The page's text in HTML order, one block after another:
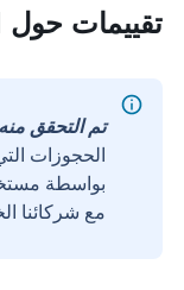
تقييمات حول Mega Permata Hotel
تم التحقق منه
الحجوزات
مع شركائنا